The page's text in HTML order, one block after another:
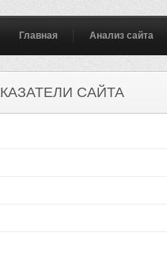
Главная Анализ сайта
САЙТА